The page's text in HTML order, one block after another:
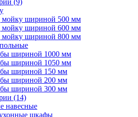
(9)
шириной 500 мм
шириной 600 мм
шириной 800 мм
шириной 1000 мм
шириной 1050 мм
шириной 150 мм
шириной 200 мм
шириной 300 мм
(14)
навесные
шкафы